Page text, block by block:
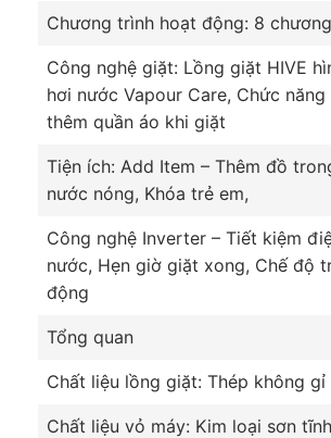
Chương trình hoạt động: 8
Công nghệ giặt: Lồng giặt HIVE
hơi nước Vapour Care, Chức
thêm quần áo khi giặt
Tiện ích: Add Item – Thêm đồ
nước nóng, Khóa trẻ em,
Công nghệ Inverter – Tiết kiệm
nước, Hẹn giờ giặt xong, Chế độ
động
Tổng quan
Chất liệu lồng giặt: Thép không gỉ
Chất liệu vỏ máy: Kim loại sơn